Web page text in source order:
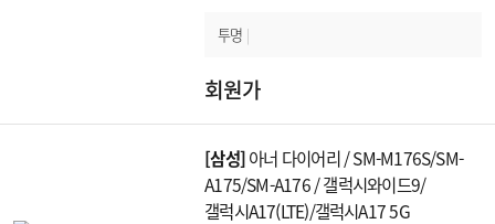
투명 |
회원가
[삼성]아너 다이어리 / SM-M176S/SM-
A175/SM-A176 / 갤럭시와이드9/
갤럭시A17(LTE)/갤럭시A17 5G